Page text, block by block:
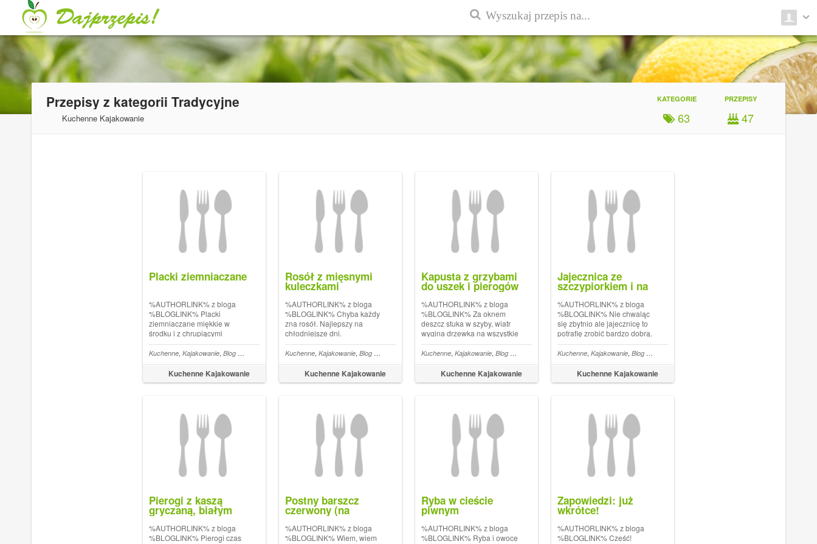
Przepisy z kategorii Tradycyjne
Kuchenne Kajakowanie
PRZEPISY
47
KATEGORIE
63
Placki ziemniaczane
%AUTHORLINK% z bloga
%BLOGLINK% Placki
ziemniaczane miękkie w
środku i z chrupiącymi
brzegami. Takie lubimy
najbardziej. Można je jeść na
słodko posypane cukrem lub
słono jako podstawa do
gulaszu. Proste w
Kuchenne Kajakowanie
Kuchenne, Kajakowanie, Blog kulinarny Szybko i tanio,Obiad,Inne,Tradycyjne Co na obiad,Śniadanie/Kolacja,Na rejs,Ziemniaczane Tanio
Rosół z mięsnymi
kuleczkami
%AUTHORLINK% z bloga
%BLOGLINK% Chyba każdy
zna rosół. Najlepszy na
chłodniejsze dni.
Aromatyczny, parujący i
sycący. Rosół może być też
bazą pod inne zupy, jak
chociażby ogórkowa czy
pomidorowa. Czemu jednak
Kuchenne Kajakowanie
Kuchenne, Kajakowanie, Blog kulinarny Obiad,Tradycyjne,Co na obiad,Zupy
Kapusta z grzybami
do uszek i pierogów
%AUTHORLINK% z bloga
%BLOGLINK% Za oknem
deszcz stuka w szyby, wiatr
wygina drzewka na wszystkie
strony. Czyli dzień w którym
zupelnie nic się nie chce
robić. Jakiś czas temu
robiliśmy pierogi z kaszą
gryczaną. Zrobiliśmy wtedy
Kuchenne Kajakowanie
Kuchenne, Kajakowanie, Blog kulinarny Szybko i tanio,Inne,Tradycyjne,Co na obiad
Jajecznica ze
szczypiorkiem i na
masełku
%AUTHORLINK% z bloga
%BLOGLINK% Nie chwaląc
się zbytnio ale jajecznicę to
potrafię zrobić bardzo dobrą.
Niby rzecz prosta, wbić jajka
na patelnię, pomieszać i
gotowe. Teoria, teorią jednak
praktyka często pokazuje coś
innego. Jaka według mnie to
Kuchenne Kajakowanie
Kuchenne, Kajakowanie, Blog kulinarny
Pierogi z kaszą
gryczaną, białym
serem i grzybami
%AUTHORLINK% z bloga
%BLOGLINK% Pierogi czas
Postny barszcz
czerwony (na
jabłkach)
%AUTHORLINK% z bloga
%BLOGLINK% Wiem, wiem
Ryba w cieście
piwnym
%AUTHORLINK% z bloga
%BLOGLINK% Ryba i owoce
Zapowiedzi: już
wkrótce!
%AUTHORLINK% z bloga
%BLOGLINK% Cześć!